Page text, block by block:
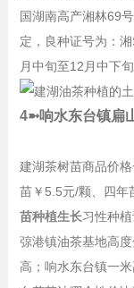
国湖南高产湘林69
定，良种证号为：
月中旬至12月中下旬
4➼响水东台镇扁
建湖茶树苗商品价
苗￥5.5元/颗、四年
苗种植生长习性种
弶港镇油茶基地高
高；响水东台镇一